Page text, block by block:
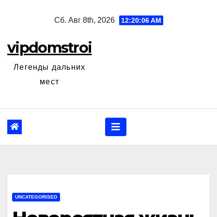
Сб. Авг 8th, 2026 12:20:07 AM
vipdomstroi
Легенды дальних
мест
UNCATEGORISED